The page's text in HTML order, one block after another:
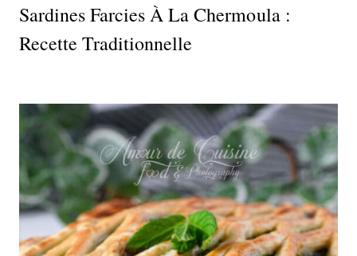
Sardines Farcies À La Chermoula :
Recette Traditionnelle